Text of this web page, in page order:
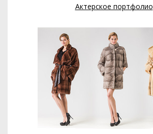
Актерское портфолио